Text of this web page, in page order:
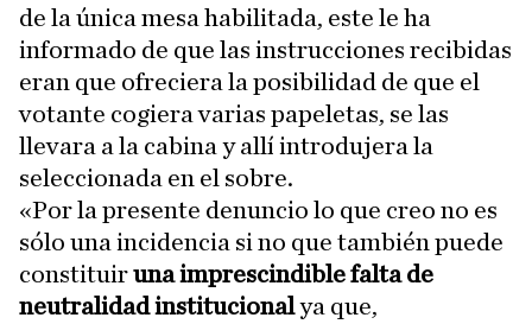
de la única mesa habilitada, este le ha
informado de que las instrucciones recibidas
eran que ofreciera la posibilidad de que el
votante cogiera varias papeletas, se las
llevara a la cabina y allí introdujera la
seleccionada en el sobre.
«Por la presente denuncio lo que creo no es
sólo una incidencia si no que también puede
constituiruna imprescindible falta de
neutralidad institucionalya que,